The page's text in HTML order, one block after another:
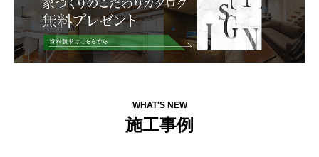
WHAT'S NEW
施工事例